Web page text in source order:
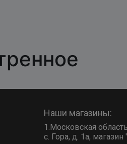
Наши магазины:
1.Московская
с. Гора, д. 1а,